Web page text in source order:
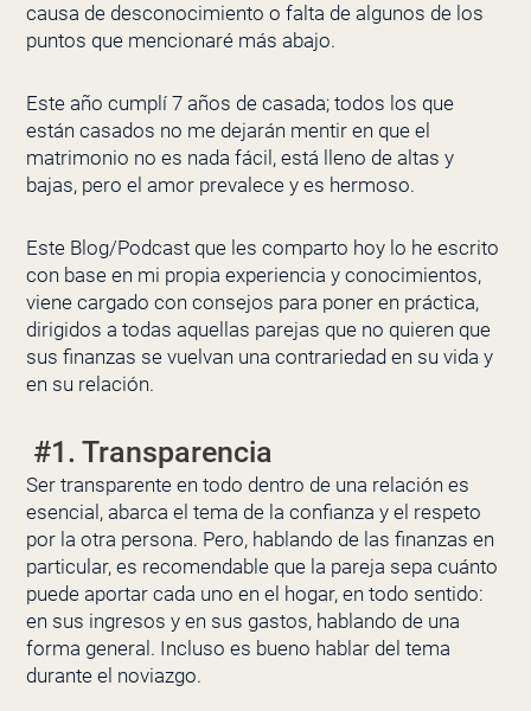
causa de desconocimiento o falta de algunos de los
puntos que mencionaré más abajo.
Este año cumplí 7 años de casada; todos los que
están casados no me dejarán mentir en que el
matrimonio no es nada fácil, está lleno de altas y
bajas, pero el amor prevalece y es hermoso.
Este Blog/Podcast que les comparto hoy lo he escrito
con base en mi propia experiencia y conocimientos,
viene cargado con consejos para poner en práctica,
dirigidos a todas aquellas parejas que no quieren que
sus finanzas se vuelvan una contrariedad en su vida y
en su relación.
#1. Transparencia
Ser transparente en todo dentro de una relación es
esencial, abarca el tema de la confianza y el respeto
por la otra persona. Pero, hablando de las finanzas en
particular, es recomendable que la pareja sepa cuánto
puede aportar cada uno en el hogar, en todo sentido:
en sus ingresos y en sus gastos, hablando de una
forma general. Incluso es bueno hablar del tema
durante el noviazgo.